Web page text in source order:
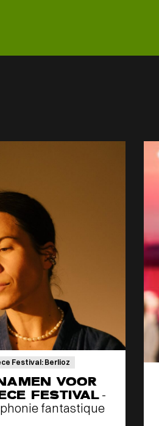
Festival: Berlioz
VOOR
FESTIVAL -
fantastique